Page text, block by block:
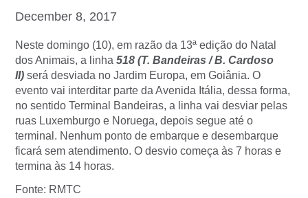
December 8, 2017
Neste domingo (10), em razão da 13ª edição do Natal
dos Animais, a linha 518 (T. Bandeiras / B. Cardoso
II) será desviada no Jardim Europa, em Goiânia. O
evento vai interditar parte da Avenida Itália, dessa forma,
no sentido Terminal Bandeiras, a linha vai desviar pelas
ruas Luxemburgo e Noruega, depois segue até o
terminal. Nenhum ponto de embarque e desembarque
ficará sem atendimento. O desvio começa às 7 horas e
termina às 14 horas.
Fonte: RMTC